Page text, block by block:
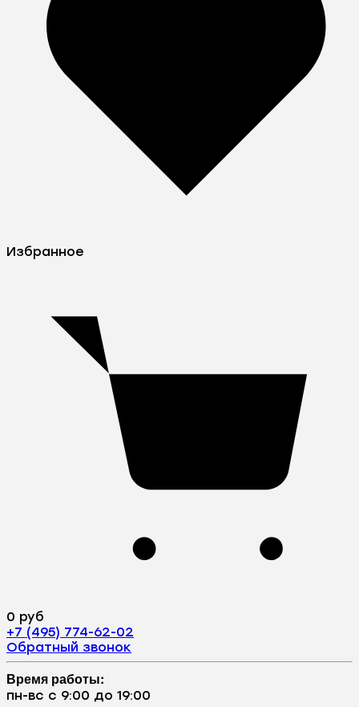
Избранное
0 руб
+7 (495) 774-62-02
Обратный звонок
Время работы:
пн-вс с 9:00 до 19:00